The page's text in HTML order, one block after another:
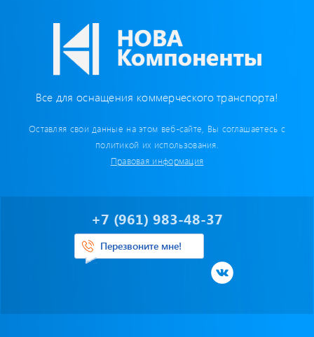
Весь каталог
Все для оснащения коммерческого транспорта!
Оставляя свои данные на этом веб-сайте, Вы соглашаетесь с
политикой их использования.
Правовая информация
+7 (961) 983-48-37
Перезвоните мне!